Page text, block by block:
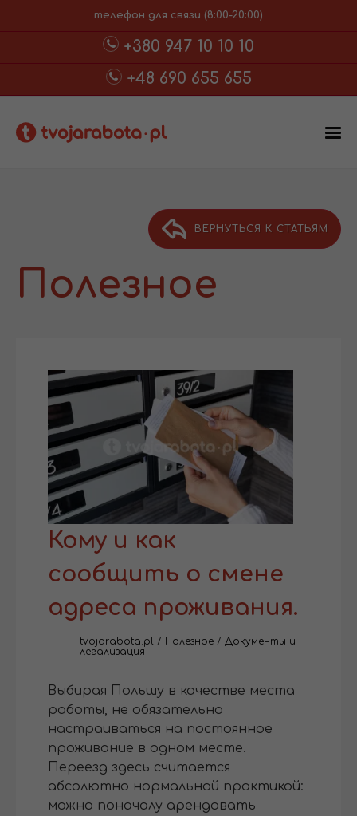
телефон для связи (8:00-20:00)
+380 947 10 10 10
+48 690 655 655
ВЕРНУТЬСЯ К СТАТЬЯМ
Полезное
Кому и как
сообщить о смене
адреса проживания.
tvojarabota.pl / Полезное / Документы и
легализация
Выбирая Польшу в качестве места
работы, не обязательно
настраиваться на постоянное
проживание в одном месте.
Переезд здесь считается
абсолютно нормальной практикой:
можно поначалу арендовать